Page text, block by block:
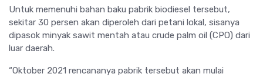
Untuk memenuhi bahan baku pabrik biodiesel tersebut,
sekitar 30 persen akan diperoleh dari petani lokal, sisanya
dipasok minyak sawit mentah atau crude palm oil (CPO) dari
luar daerah.
“Oktober 2021 rencananya pabrik tersebut akan mulai